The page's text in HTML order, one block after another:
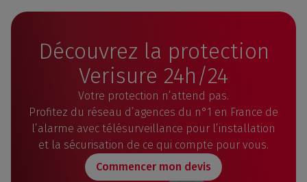
Découvrez la protection
Verisure 24h/24
Votre protection n’attend pas.
Profitez du réseau d’agences du n°1 en France de
l’alarme avec télésurveillance pour l’installation
et la sécurisation de ce qui compte pour vous.
Commencer mon devis